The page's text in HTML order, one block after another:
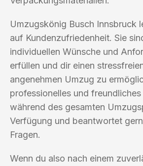
Umzugskönig Busch Innsbruck
auf Kundenzufriedenheit. Sie
individuellen Wünsche und
erfüllen und dir einen
angenehmen Umzug zu
professionelles und
während des gesamten
Verfügung und beantwortet
Fragen.
Wenn du also nach einem